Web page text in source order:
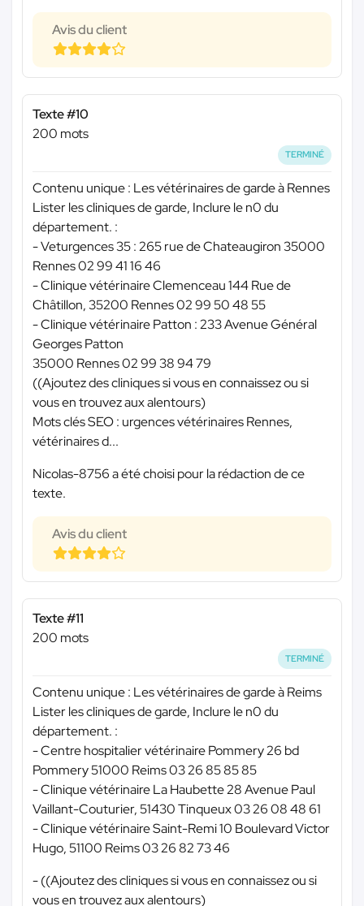
Avis du client
Texte #10
200 mots
TERMINÉ
Contenu unique : Les vétérinaires de garde à Rennes
Lister les cliniques de garde, Inclure le n0 du
département. :
- Veturgences 35 : 265 rue de Chateaugiron 35000
Rennes 02 99 41 16 46
- Clinique vétérinaire Clemenceau 144 Rue de
Châtillon, 35200 Rennes 02 99 50 48 55
- Clinique vétérinaire Patton : 233 Avenue Général
Georges Patton
35000 Rennes 02 99 38 94 79
((Ajoutez des cliniques si vous en connaissez ou si
vous en trouvez aux alentours)
Mots clés SEO : urgences vétérinaires Rennes,
vétérinaires d...
Nicolas-8756 a été choisi pour la rédaction de ce
texte.
Avis du client
Texte #11
200 mots
TERMINÉ
Contenu unique : Les vétérinaires de garde à Reims
Lister les cliniques de garde, Inclure le n0 du
département. :
- Centre hospitalier vétérinaire Pommery 26 bd
Pommery 51000 Reims 03 26 85 85 85
- Clinique vétérinaire La Haubette 28 Avenue Paul
Vaillant-Couturier, 51430 Tinqueux 03 26 08 48 61
- Clinique vétérinaire Saint-Remi 10 Boulevard Victor
Hugo, 51100 Reims 03 26 82 73 46
- ((Ajoutez des cliniques si vous en connaissez ou si
vous en trouvez aux alentours)